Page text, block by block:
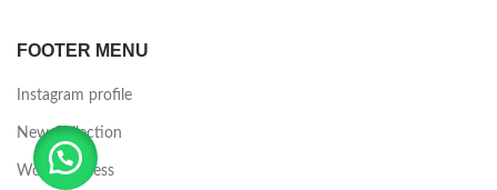
FOOTER MENU
Instagram profile
New Collection
Woman Dress